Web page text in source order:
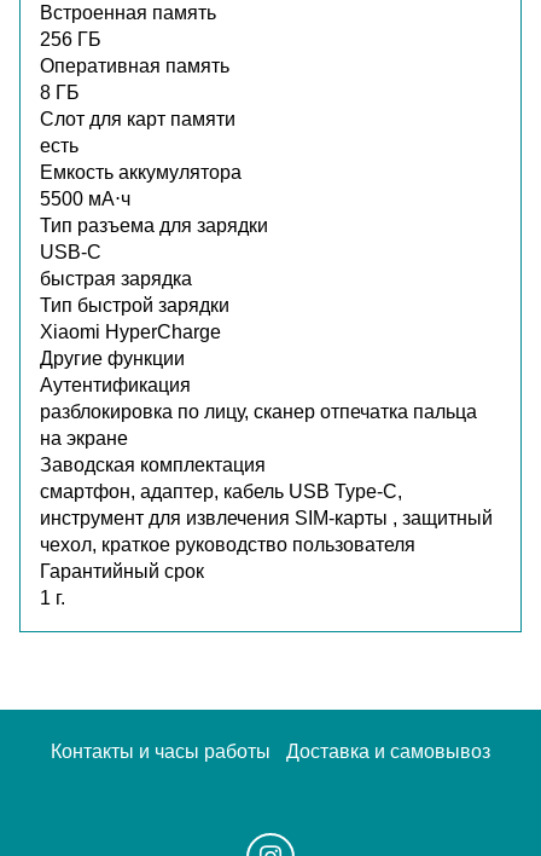
Встроенная память
256 ГБ
Оперативная память
8 ГБ
Слот для карт памяти
есть
Емкость аккумулятора
5500 мА⋅ч
Тип разъема для зарядки
USB-C
быстрая зарядка
Тип быстрой зарядки
Xiaomi HyperCharge
Другие функции
Аутентификация
разблокировка по лицу, сканер отпечатка пальца
на экране
Заводская комплектация
смартфон, адаптер, кабель USB Type-C,
инструмент для извлечения SIM-карты , защитный
чехол, краткое руководство пользователя
Гарантийный срок
1 г.
Контакты и часы работы Доставка и самовывоз